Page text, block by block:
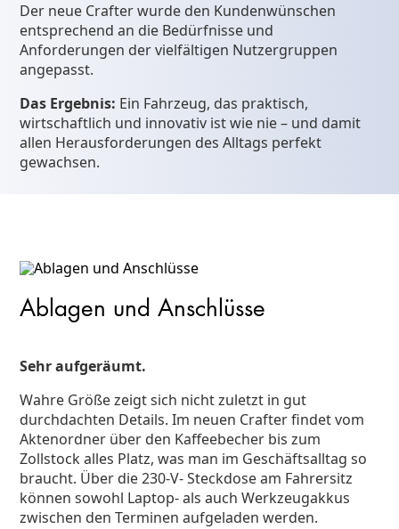
Der neue Crafter wurde den Kundenwünschen
entsprechend an die Bedürfnisse und
Anforderungen der vielfältigen Nutzergruppen
angepasst.
Das Ergebnis: Ein Fahrzeug, das praktisch,
wirtschaftlich und innovativ ist wie nie – und damit
allen Herausforderungen des Alltags perfekt
gewachsen.
Ablagen und Anschlüsse
Sehr aufgeräumt.
Wahre Größe zeigt sich nicht zuletzt in gut
durchdachten Details. Im neuen Crafter findet vom
Aktenordner über den Kaffeebecher bis zum
Zollstock alles Platz, was man im Geschäftsalltag so
braucht. Über die 230-V- Steckdose am Fahrersitz
können sowohl Laptop- als auch Werkzeugakkus
zwischen den Terminen aufgeladen werden.